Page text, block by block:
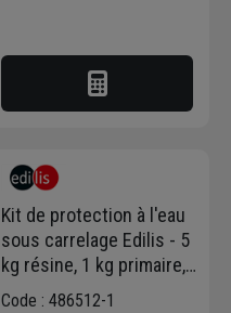
Kit de protection à l'eau
sous carrelage Edilis - 5
kg résine, 1 kg primaire,
5 ml bande de protection
Code : 486512-1